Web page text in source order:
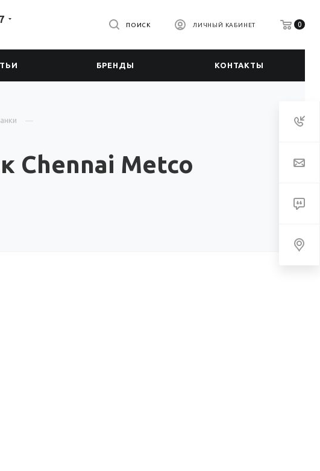
0
ЛИЧНЫЙ КАБИНЕТ
ПОИСК
БРЕНДЫ КОНТАКТЫ
Chennai Metco